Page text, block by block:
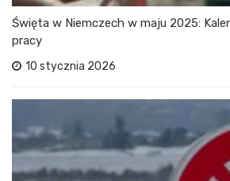
Święta w Niemczech w maju 2025:
pracy
10 stycznia 2026